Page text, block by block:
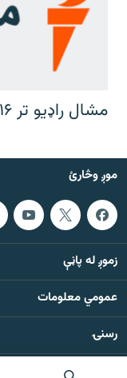
مشال راډیو تر ۱۶ کلن فعالیت وروسته وتړل شوه
موږ وڅارئ
زموږ له پاڼې
عمومي معلومات
رسنۍ